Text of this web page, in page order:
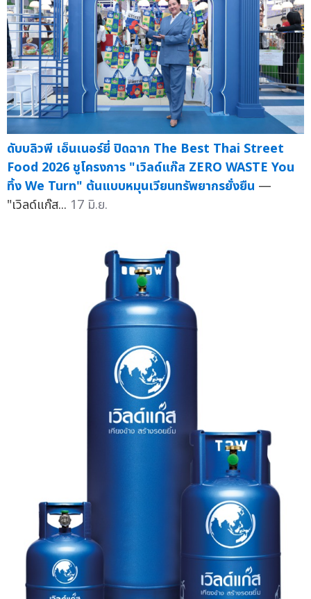
ดับบลิวพี เอ็นเนอร์ยี่ ปิดฉาก The Best Thai Street
Food 2026 ชูโครงการ "เวิลด์แก๊ส ZERO WASTE You
ทิ้ง We Turn" ต้นแบบหมุนเวียนทรัพยากรยั่งยืน —
"เวิลด์แก๊ส... 17 มิ.ย.